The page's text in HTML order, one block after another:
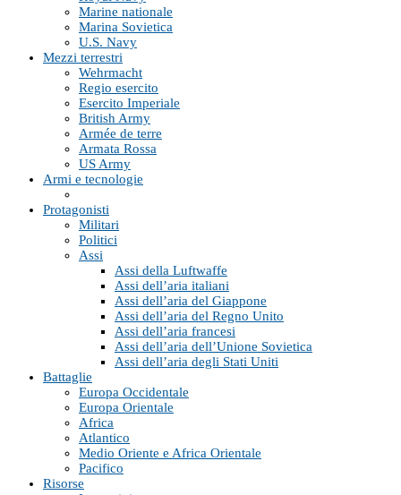
Marine nationale
Marina Sovietica
U.S. Navy
Mezzi terrestri
Wehrmacht
Regio esercito
Esercito Imperiale
British Army
Armée de terre
Armata Rossa
US Army
Armi e tecnologie
Protagonisti
Militari
Politici
Assi
Assi della Luftwaffe
Assi dell’aria italiani
Assi dell’aria del Giappone
Assi dell’aria del Regno Unito
Assi dell’aria francesi
Assi dell’aria dell’Unione Sovietica
Assi dell’aria degli Stati Uniti
Battaglie
Europa Occidentale
Europa Orientale
Africa
Atlantico
Medio Oriente e Africa Orientale
Pacifico
Risorse